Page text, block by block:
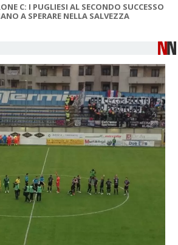
C: I PUGLIESI AL SECONDO SUCCESSO
A SPERARE NELLA SALVEZZA